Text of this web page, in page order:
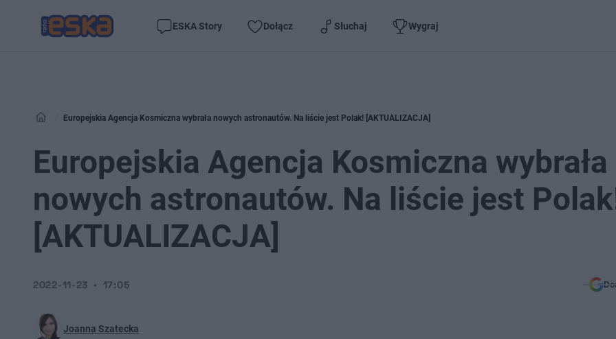
ESKA Story Dołącz Słuchaj Wygraj
Europejskia Agencja Kosmiczna wybrała nowych astronautów. Na liście jest Polak! [AKTUALIZACJA]
Europejskia Agencja Kosmiczna wybrała
nowych astronautów. Na liście jest
[AKTUALIZACJA]
Joanna Szatecka
2022-11-23 17:05